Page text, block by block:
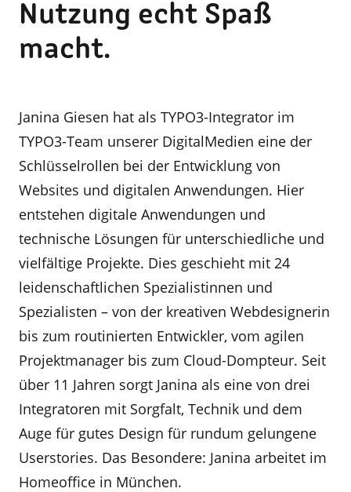
Nutzung echt Spaß
macht.
Janina Giesen hat als TYPO3-Integrator im
TYPO3-Team unserer DigitalMedien eine der
Schlüsselrollen bei der Entwicklung von
Websites und digitalen Anwendungen. Hier
entstehen digitale Anwendungen und
technische Lösungen für unterschiedliche und
vielfältige Projekte. Dies geschieht mit 24
leidenschaftlichen Spezialistinnen und
Spezialisten – von der kreativen Webdesignerin
bis zum routinierten Entwickler, vom agilen
Projektmanager bis zum Cloud-Dompteur. Seit
über 11 Jahren sorgt Janina als eine von drei
Integratoren mit Sorgfalt, Technik und dem
Auge für gutes Design für rundum gelungene
Userstories. Das Besondere: Janina arbeitet im
Homeoffice in München.